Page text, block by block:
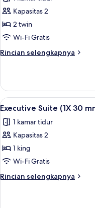
massage
2
persons)
untuk
Deluxe
Twin
Room,
Balcony
mnt
massage
for
2
persons)
Kapasitas 2
2 twin
Wi-Fi Gratis
Rincian selengkapnya
Rincian
Deluxe
Twin
Room,
(1X
30
massage
for
persons)
Lihat
semua
foto
untuk
Executive
Suite
(1X
30
4
Executive Suite (1X 30
1 kamar tidur
Kapasitas 2
1 king
Wi-Fi Gratis
Rincian selengkapnya
Rincian